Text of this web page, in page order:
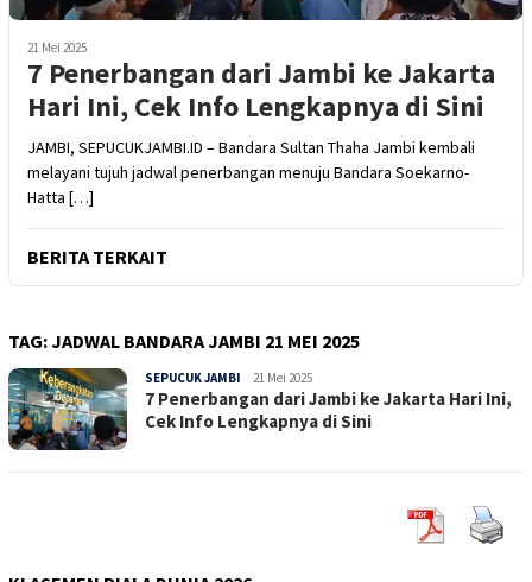
21 Mei 2025
7 Penerbangan dari Jambi ke Jakarta
Hari Ini, Cek Info Lengkapnya di Sini
JAMBI, SEPUCUKJAMBI.ID – Bandara Sultan Thaha Jambi kembali
melayani tujuh jadwal penerbangan menuju Bandara Soekarno-
Hatta […]
BERITA TERKAIT
TAG:JADWAL BANDARA JAMBI 21 MEI 2025
SEPUCUK JAMBI Sepucuk
Jambi
21 Mei 2025
7 Penerbangan dari Jambi ke Jakarta Hari Ini,
Cek Info Lengkapnya di Sini